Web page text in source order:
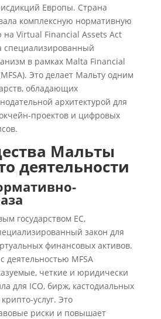
Европы. Страна
комплексную нормативную
на Virtual Financial Assets Act
специализированный
в рамках Malta Financial
Это делает Мальту одним
обладающих
архитектурой для
проектов и цифровых
Мальты
деятельности
государством ЕС,
закон для
финансовых активов.
деятельностью MFSA
четкие и юридически
для ICO, бирж, кастодиальных
услуг. Это
риски и повышает